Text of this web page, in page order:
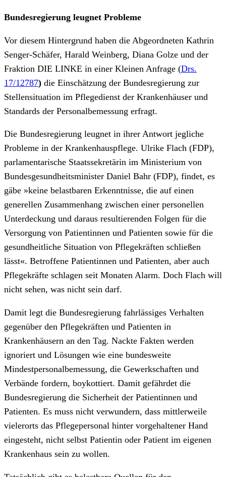
Bundesregierung leugnet Probleme
Vor diesem Hintergrund haben die Abgeordneten Kathrin
Senger-Schäfer, Harald Weinberg, Diana Golze und der
Fraktion DIE LINKE in einer Kleinen Anfrage (Drs.
17/12787) die Einschätzung der Bundesregierung zur
Stellensituation im Pflegedienst der Krankenhäuser und
Standards der Personalbemessung erfragt.
Die Bundesregierung leugnet in ihrer Antwort jegliche
Probleme in der Krankenhauspflege. Ulrike Flach (FDP),
parlamentarische Staatssekretärin im Ministerium von
Bundesgesundheitsminister Daniel Bahr (FDP), findet, es
gäbe »keine belastbaren Erkenntnisse, die auf einen
generellen Zusammenhang zwischen einer personellen
Unterdeckung und daraus resultierenden Folgen für die
Versorgung von Patientinnen und Patienten sowie für die
gesundheitliche Situation von Pflegekräften schließen
lässt«. Betroffene Patientinnen und Patienten, aber auch
Pflegekräfte schlagen seit Monaten Alarm. Doch Flach will
nicht sehen, was nicht sein darf.
Damit legt die Bundesregierung fahrlässiges Verhalten
gegenüber den Pflegekräften und Patienten in
Krankenhäusern an den Tag. Nackte Fakten werden
ignoriert und Lösungen wie eine bundesweite
Mindestpersonalbemessung, die Gewerkschaften und
Verbände fordern, boykottiert. Damit gefährdet die
Bundesregierung die Sicherheit der Patientinnen und
Patienten. Es muss nicht verwundern, dass mittlerweile
vielerorts das Pflegepersonal hinter vorgehaltener Hand
eingesteht, nicht selbst Patientin oder Patient im eigenen
Krankenhaus sein zu wollen.